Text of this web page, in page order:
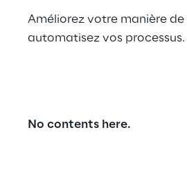
Améliorez votre manière
automatisez vos processus.
No contents here.